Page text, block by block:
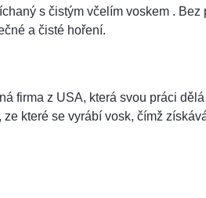
s čistým včelím voskem .
a čisté hoření.
firma z USA, která svou práci
které se vyrábí vosk, čímž